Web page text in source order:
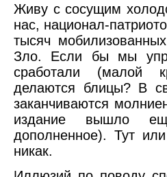
Живу с сосущим
нас, национал-
тысяч
Зло. Если бы мы
сработали (малой
делаются блицы? В
заканчиваются
издание вышло
дополненное). Тут
никак.